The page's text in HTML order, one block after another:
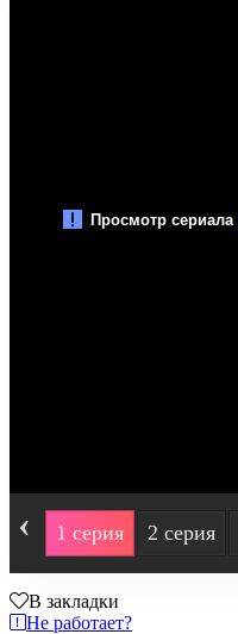
‹ 1 серия 2 серия
В закладки
Не работает?